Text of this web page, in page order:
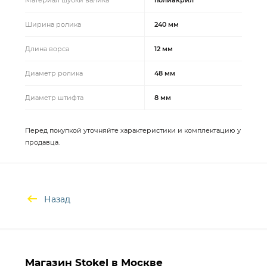
Ширина ролика 240 мм
Длина ворса 12 мм
Диаметр ролика 48 мм
Диаметр штифта 8 мм
Перед покупкой уточняйте характеристики и комплектацию у
продавца.
Назад
Магазин Stokel в Москве